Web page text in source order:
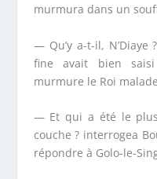
murmura dans un
— Qu’y a-t-il, N’Diaye
fine avait bien
murmure le Roi
— Et qui a été le
couche ? interrogea
répondre à Golo-le-